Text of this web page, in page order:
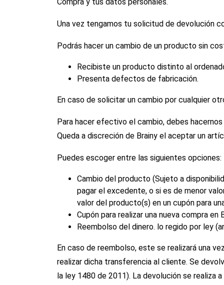
Una vez tengamos tu solicitud de devolución
Podrás hacer un cambio de un producto sin
Recibiste un producto distinto al
Presenta defectos de fabricación.
En caso de solicitar un cambio por cualquier
Para hacer efectivo el cambio, debes
Queda a discreción de Brainy el aceptar un
Puedes escoger entre las siguientes opciones:
Cambio del producto (Sujeto a
pagar el excedente, o si es de menor
valor del producto(s) en un cupón para
Cupón para realizar una nueva compra
Reembolso del dinero. lo regido por ley
En caso de reembolso, este se realizará una
realizar dicha transferencia al cliente. Se
la ley 1480 de 2011). La devolución se realiza